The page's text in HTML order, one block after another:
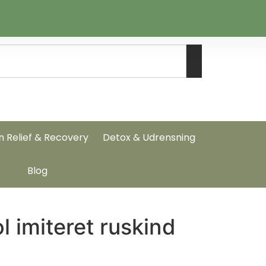
Relief & Recovery Detox & Udrensning
Blog
imiteret ruskind